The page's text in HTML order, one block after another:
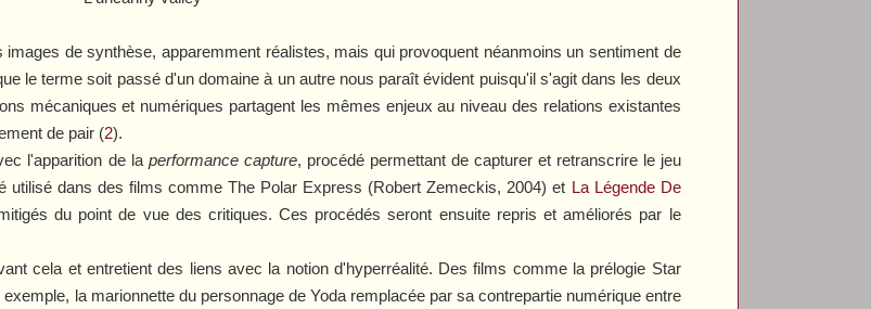
de synthèse, apparemment réalistes, mais qui provoquent néanmoins un sentiment de
le terme soit passé d'un domaine à un autre nous paraît évident puisqu'il s'agit dans les deux
mécaniques et numériques partagent les mêmes enjeux au niveau des relations existantes
de pair (2).
l'apparition de la performance capture, procédé permettant de capturer et retranscrire le jeu
utilisé dans des films commeThe Polar Express (Robert Zemeckis, 2004) et La Légende De
du point de vue des critiques. Ces procédés seront ensuite repris et améliorés par le
cela et entretient des liens avec la notion d'hyperréalité. Des films comme la prélogie Star
exemple, la marionnette du personnage de Yoda remplacée par sa contrepartie numérique entre